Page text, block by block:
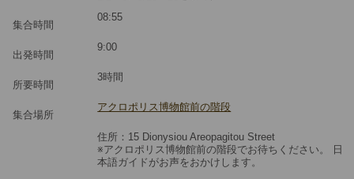
集合時間
08:55
出発時間
9:00
所要時間
3時間
集合場所
アクロポリス博物館前の階段
住所：15 Dionysiou Areopagitou Street
※アクロポリス博物館前の階段でお待ちください。 日
本語ガイドがお声をおかけします。